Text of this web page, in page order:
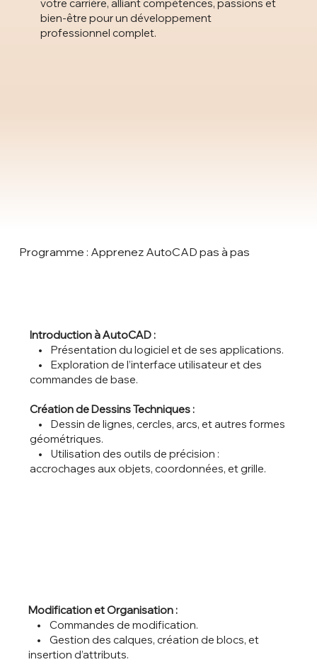
votre carrière, alliant compétences, passions et
bien-être pour un développement
professionnel complet.
Programme : Apprenez AutoCAD pas à pas
Introduction à AutoCAD :
• Présentation du logiciel et de ses applications.
• Exploration de l’interface utilisateur et des
commandes de base.
Création de Dessins Techniques :
• Dessin de lignes, cercles, arcs, et autres formes
géométriques.
• Utilisation des outils de précision :
accrochages aux objets, coordonnées, et grille.
Modification et Organisation :
• Commandes de modification.
• Gestion des calques, création de blocs, et
insertion d’attributs.